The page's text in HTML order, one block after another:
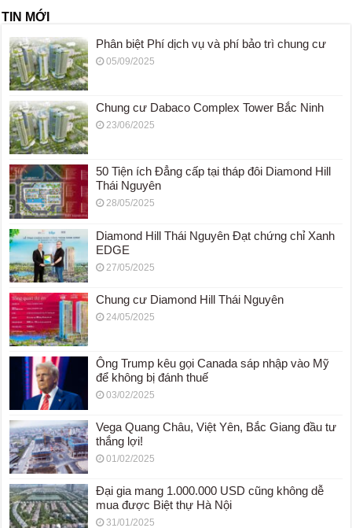
TIN MỚI
Phân biệt Phí dịch vụ và phí bảo trì chung cư
05/09/2025
Chung cư Dabaco Complex Tower Bắc Ninh
23/06/2025
50 Tiện ích Đẳng cấp tại tháp đôi Diamond Hill
Thái Nguyên
28/05/2025
Diamond Hill Thái Nguyên Đạt chứng chỉ Xanh
EDGE
27/05/2025
Chung cư Diamond Hill Thái Nguyên
24/05/2025
Ông Trump kêu gọi Canada sáp nhập vào Mỹ
để không bị đánh thuế
03/02/2025
Vega Quang Châu, Việt Yên, Bắc Giang đầu tư
thắng lợi!
01/02/2025
Đại gia mang 1.000.000 USD cũng không dễ
mua được Biệt thự Hà Nội
31/01/2025